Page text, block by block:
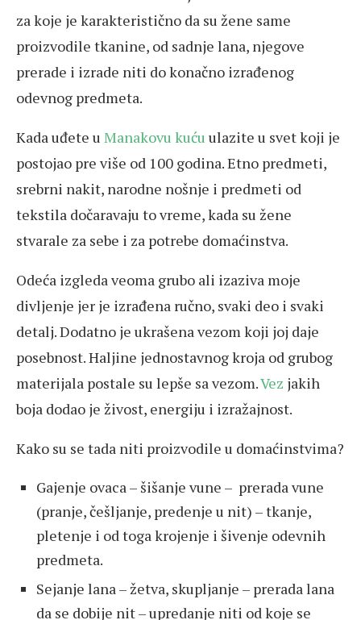
za koje je karakteristično da su žene same
proizvodile tkanine, od sadnje lana, njegove
prerade i izrade niti do konačno izrađenog
odevnog predmeta.
Kada uđete u Manakovu kuću ulazite u svet koji je
postojao pre više od 100 godina. Etno predmeti,
srebrni nakit, narodne nošnje i predmeti od
tekstila dočaravaju to vreme, kada su žene
stvarale za sebe i za potrebe domaćinstva.
Odeća izgleda veoma grubo ali izaziva moje
divljenje jer je izrađena ručno, svaki deo i svaki
detalj. Dodatno je ukrašena vezom koji joj daje
posebnost. Haljine jednostavnog kroja od grubog
materijala postale su lepše sa vezom.Vez jakih
boja dodao je živost, energiju i izražajnost.
Kako su se tada niti proizvodile u domaćinstvima?
Gajenje ovaca – šišanje vune – prerada vune
(pranje, češljanje, predenje u nit) – tkanje,
pletenje i od toga krojenje i šivenje odevnih
predmeta.
Sejanje lana – žetva, skupljanje – prerada lana
da se dobije nit – upredanje niti od koje se